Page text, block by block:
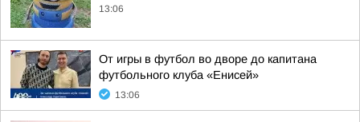
13:06
От игры в футбол во дворе до капитана
футбольного клуба «Енисей»
13:06